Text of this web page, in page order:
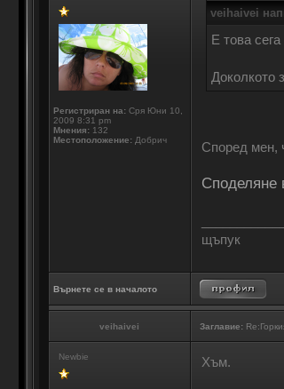
Регистриран на:Сря Юни 10,
2009 8:31 pm
Мнения:132
Местоположение:Добрич
veihaivei
Е това
Доколкото
Според мен,
Споделяне
щъпук
Върнете се в началото
veihaivei Заглавие:
Newbie Хъм.